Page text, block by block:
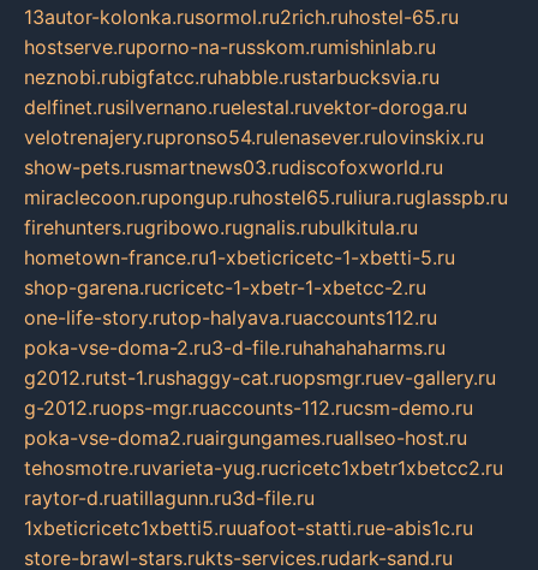
13autor-kolonka.rusormol.ru2rich.ruhostel-65.ru
hostserve.ruporno-na-russkom.rumishinlab.ru
neznobi.rubigfatcc.ruhabble.rustarbucksvia.ru
delfinet.rusilvernano.ruelestal.ruvektor-doroga.ru
velotrenajery.rupronso54.rulenasever.rulovinskix.ru
show-pets.rusmartnews03.rudiscofoxworld.ru
miraclecoon.rupongup.ruhostel65.ruliura.ruglasspb.ru
firehunters.rugribowo.rugnalis.rubulkitula.ru
hometown-france.ru1-xbeticricetc-1-xbetti-5.ru
shop-garena.rucricetc-1-xbetr-1-xbetcc-2.ru
one-life-story.rutop-halyava.ruaccounts112.ru
poka-vse-doma-2.ru3-d-file.ruhahahaharms.ru
g2012.rutst-1.rushaggy-cat.ruopsmgr.ruev-gallery.ru
g-2012.ruops-mgr.ruaccounts-112.rucsm-demo.ru
poka-vse-doma2.ruairgungames.ruallseo-host.ru
tehosmotre.ruvarieta-yug.rucricetc1xbetr1xbetcc2.ru
raytor-d.ruatillagunn.ru3d-file.ru
1xbeticricetc1xbetti5.ruuafoot-statti.rue-abis1c.ru
store-brawl-stars.rukts-services.rudark-sand.ru